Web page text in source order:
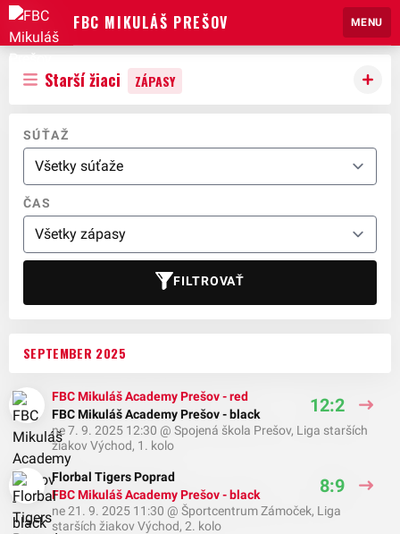
FBC MIKULÁŠ PREŠOV MENU
Starší žiaci ZÁPASY
SÚŤAŽ
ČAS
FILTROVAŤ
SEPTEMBER 2025
FBC Mikuláš Academy Prešov - red
FBC Mikuláš Academy Prešov - black
12:2
ne 7. 9. 2025 12:30 @ Spojená škola Prešov, Liga starších
žiakov Východ, 1. kolo
Florbal Tigers Poprad
FBC Mikuláš Academy Prešov - black
8:9
ne 21. 9. 2025 11:30 @ Športcentrum Zámoček, Liga
starších žiakov Východ, 2. kolo